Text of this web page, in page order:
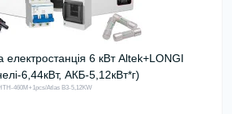
6 кВт Altek+LONGI
6,44кВт, АКБ-5,12кВт*г)
460M+1pcs/Atlas B3-5,12KW